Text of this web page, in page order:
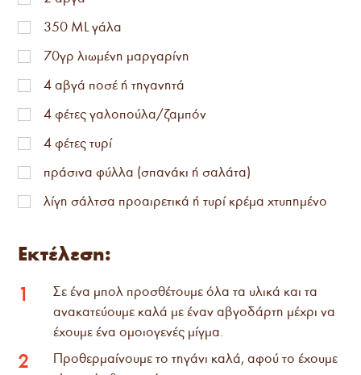
350 ML γάλα
70γρ λιωμένη μαργαρίνη
4 αβγά ποσέ ή τηγανητά
4 φέτες γαλοπούλα/ζαμπόν
4 φέτες τυρί
πράσινα φύλλα (σπανάκι ή σαλάτα)
λίγη σάλτσα προαιρετικά ή τυρί κρέμα χτυπημένο
Εκτέλεση:
1
Σε ένα μπολ προσθέτουμε όλα τα υλικά και τα
ανακατεύουμε καλά με έναν αβγοδάρτη μέχρι να
έχουμε ένα ομοιογενές μίγμα.
2
Προθερμαίνουμε το τηγάνι καλά, αφού το έχουμε